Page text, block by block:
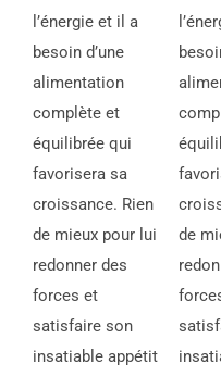
l’énergie et il a
besoin d’une
alimentation
complète et
équilibrée qui
favorisera sa
croissance. Rien
de mieux pour lui
redonner des
forces et
satisfaire son
insatiable appétit
de